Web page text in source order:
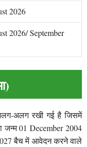
2026
2026/ September
अलग रखी गई है जिसमें
01 December 2004
बैच में आवेदन करने वाले